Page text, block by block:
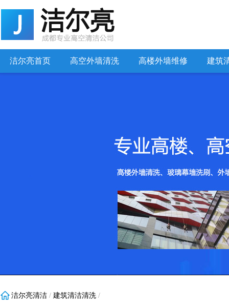
洁尔亮首页 高空外墙清洗 高楼外墙维修 建筑
洁尔亮清洁 / 建筑清洁清洗 /